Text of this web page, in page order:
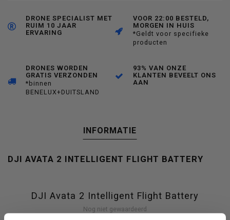
DRONE SPECIALIST MET
RUIM 10 JAAR
ERVARING
VOOR 22:00 BESTELD,
MORGEN IN HUIS
*Geldt voor specifieke
producten
DRONES WORDEN
GRATIS VERZONDEN
*binnen
BENELUX+DUITSLAND
93% VAN ONZE
KLANTEN BEVEELT ONS
AAN
INFORMATIE
DJI AVATA 2 INTELLIGENT FLIGHT BATTERY
DJI Avata 2 Intelligent Flight Battery
Nog niet gewaardeerd